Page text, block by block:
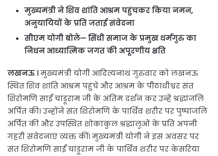
मुख्यमंत्री ने शिव शांति आश्रम पहुंचकर किया नमन,
अनुयायियों के प्रति जताई संवेदना
सीएम योगी बोले— सिंधी समाज के प्रमुख धर्मगुरु का
निधन आध्यात्मिक जगत की अपूरणीय क्षति
लखनऊ ।मुख्यमंत्री योगी आदित्यनाथ गुरुवार को लखनऊ
स्थित शिव शांति आश्रम पहुंचे और आश्रम के पीठाधीश्वर संत
शिरोमणि साईं चांडूराम जी के अंतिम दर्शन कर उन्हें श्रद्धांजलि
अर्पित की। उन्होंने संत शिरोमणि के पार्थिव शरीर पर पुष्पांजलि
अर्पित की और उपस्थित शोकाकुल श्रद्धालुओं के प्रति अपनी
गहरी संवेदनाएं व्यक्त कीं। मुख्यमंत्री योगी ने इस अवसर पर
संत शिरोमणि साईं चांडूराम जी के पार्थिव शरीर पर केसरिया